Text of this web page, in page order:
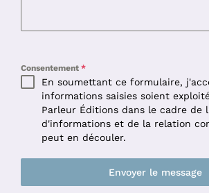
Consentement *
En soumettant ce formulaire,
informations saisies soient
Parleur Éditions dans le cadre de
d'informations et de la relation
peut en découler.
Envoyer le message